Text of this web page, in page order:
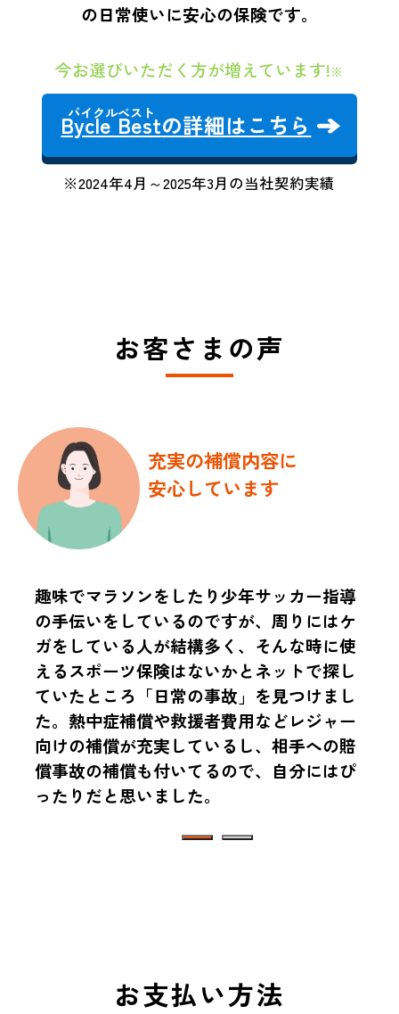
の日常使いに安心の保険です。
今お選びいただく方が増えています!※
Bycle Bestの詳細はこちら
※2024年4月～2025年3月の当社契約実績
お客さまの声
充実の補償内容に
安心しています
趣味でマラソンをしたり少年サッカー指導
の手伝いをしているのですが、周りにはケ
ガをしている人が結構多く、そんな時に使
えるスポーツ保険はないかとネットで探し
ていたところ「日常の事故」を見つけまし
た。熱中症補償や救援者費用などレジャー
向けの補償が充実しているし、相手への賠
償事故の補償も付いてるので、自分にはぴ
ったりだと思いました。
お支払い方法